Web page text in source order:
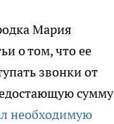
Мария
о том, что ее
звонки от
сумму
необходимую